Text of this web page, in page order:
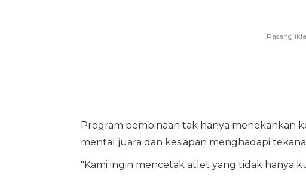
Program pembinaan tak hanya menekankan
mental juara dan kesiapan menghadapi
"Kami ingin mencetak atlet yang tidak hanya